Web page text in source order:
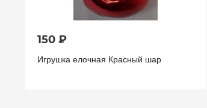
150 ₽
Игрушка елочная Красный шар